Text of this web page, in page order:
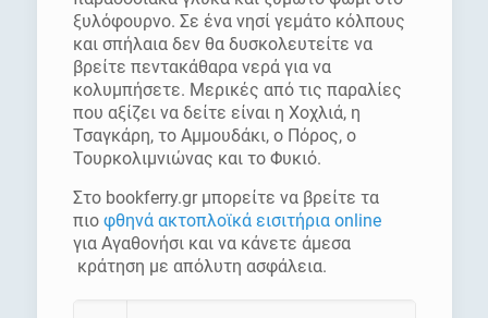
ξυλόφουρνο. Σε ένα νησί γεμάτο κόλπους
και σπήλαια δεν θα δυσκολευτείτε να
βρείτε πεντακάθαρα νερά για να
κολυμπήσετε. Μερικές από τις παραλίες
που αξίζει να δείτε είναι η Χοχλιά, η
Τσαγκάρη, το Αμμουδάκι, ο Πόρος, ο
Τουρκολιμνιώνας και το Φυκιό.
Στο bookferry.gr μπορείτε να βρείτε τα
πιο φθηνά ακτοπλοϊκά εισιτήρια online
για Αγαθονήσι και να κάνετε άμεσα
κράτηση με απόλυτη ασφάλεια.